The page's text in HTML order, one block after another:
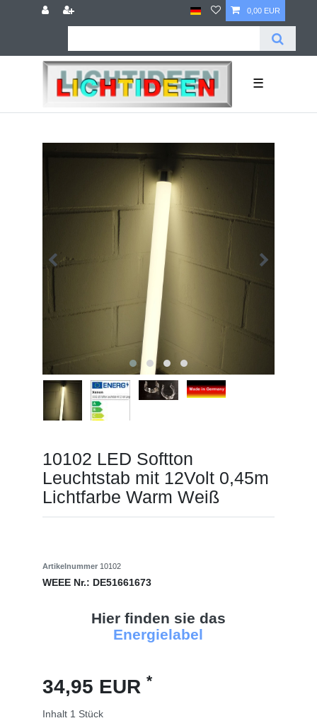
0,00 EUR
☰
10102 LED Softton
Leuchtstab mit 12Volt 0,45m
Lichtfarbe Warm Weiß
Artikelnummer 10102
WEEE Nr.: DE51661673
Hier finden sie das
Energielabel
34,95 EUR *
Inhalt 1 Stück